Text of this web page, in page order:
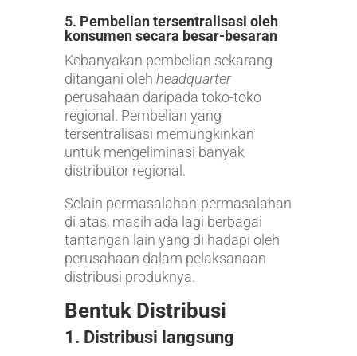
5. Pembelian tersentralisasi oleh
konsumen secara besar-besaran
Kebanyakan pembelian sekarang
ditangani oleh headquarter
perusahaan daripada toko-toko
regional. Pembelian yang
tersentralisasi memungkinkan
untuk mengeliminasi banyak
distributor regional.
Selain permasalahan-permasalahan
di atas, masih ada lagi berbagai
tantangan lain yang di hadapi oleh
perusahaan dalam pelaksanaan
distribusi produknya.
Bentuk Distribusi
1. Distribusi langsung